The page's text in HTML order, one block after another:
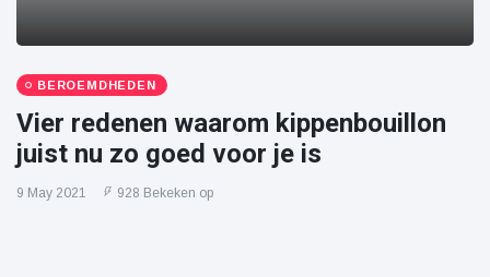
BEROEMDHEDEN
Vier redenen waarom kippenbouillon
juist nu zo goed voor je is
9 May 2021 928 Bekeken op